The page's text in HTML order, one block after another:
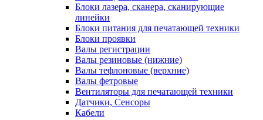
Блоки лазера, сканера, сканирующие
линейки
Блоки питания для печатающей техники
Блоки проявки
Валы регистрации
Валы резиновые (нижние)
Валы тефлоновые (верхние)
Валы фетровые
Вентиляторы для печатающей техники
Датчики, Сенсоры
Кабели